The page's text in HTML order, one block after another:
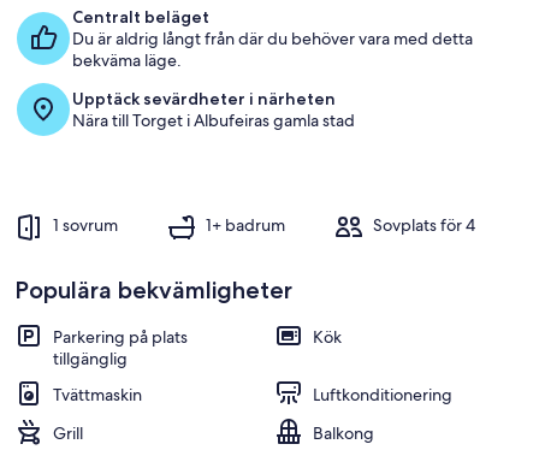
Centralt beläget
Du är aldrig långt från där du behöver vara med detta
bekväma läge.
Upptäck sevärdheter i närheten
Nära till Torget i Albufeiras gamla stad
1 sovrum 1+ badrum Sovplats för 4
Populära bekvämligheter
Parkering på plats
tillgänglig
Kök
Tvättmaskin
Luftkonditionering
Grill
Balkong